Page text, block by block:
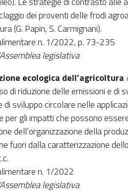
dei proventi delle frodi
(G. Papin, S. Carmignani).
n. 1/2022, p. 73-235
legislativa
ecologica dell’agricoltura
di riduzione delle emissioni e di
di sviluppo circolare nelle
per gli impatti che possono
dell’organizzazione della
fuori dalla caratterizzazione
n. 1/2022
legislativa